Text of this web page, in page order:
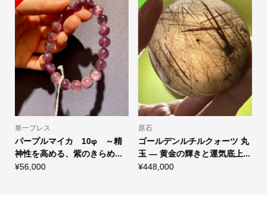
単一ブレス
パープルマイカ 10φ ～精
神性を高める、紫のきらめ...
¥56,000
原石
ゴールデンルチルクォーツ 丸
玉 ― 黄金の輝きと運気底上...
¥448,000